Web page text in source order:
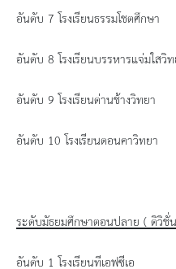
ผลงาน
มาตรฐานกำหนดตำ
VDO Present
ประกาศแผนการจัดซื้
อันดับ 7 โรงเรียนธรรมโชตศึกษา
อันดับ 8 โรงเรียนบรรหารแจ่มใสวิ
อันดับ 9 โรงเรียนด่านช้างวิทยา
อันดับ 10 โรงเรียนดอนคาวิทยา
ระดับมัธยมศึกษาตอนปลาย ( ดิวิชั่
อันดับ 1 โรงเรียนทีเอฟซีเอ